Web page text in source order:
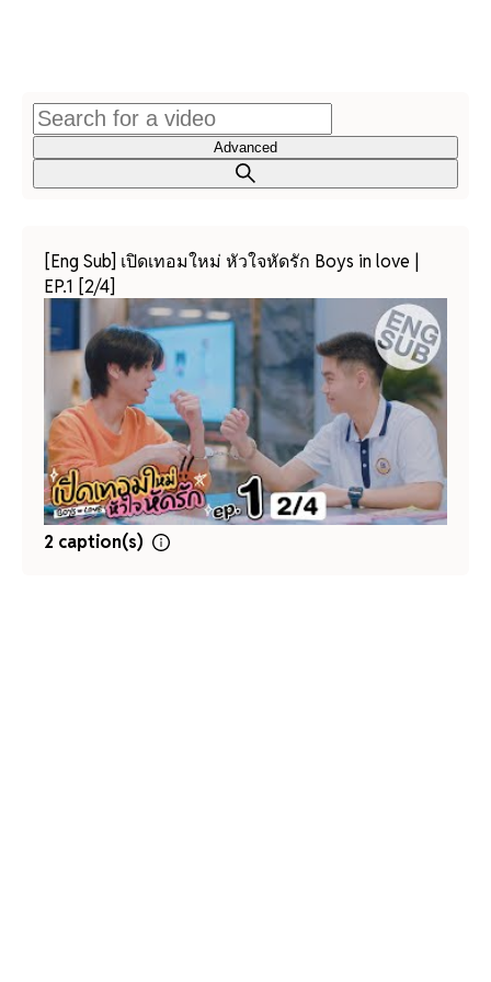
Advanced
[Eng Sub] เปิดเทอมใหม่ หัวใจหัดรัก Boys in love |
EP.1 [2/4]
2 caption(s)